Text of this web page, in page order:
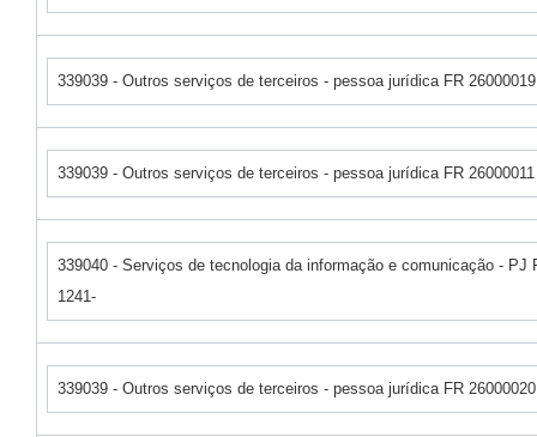
339039 - Outros serviços de terceiros - pessoa jurídica FR
339039 - Outros serviços de terceiros - pessoa jurídica FR
339040 - Serviços de tecnologia da informação e comunicação - PJ
1241-
339039 - Outros serviços de terceiros - pessoa jurídica FR